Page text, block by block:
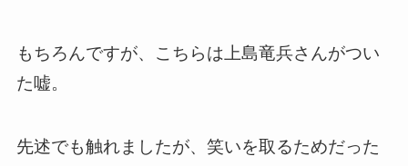
もちろんですが、こちらは上島竜兵さんがつい
た嘘。
先述でも触れましたが、笑いを取るためだった